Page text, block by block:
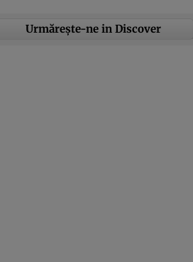
Urmărește-ne in Discover